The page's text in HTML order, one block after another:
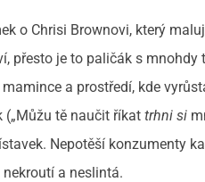
o Chrisi Brownovi, který
přesto je to paličák s
a prostředí, kde
(„Můžu tě naučit říkattrhni si
Nepotěší konzumenty
a neslintá.